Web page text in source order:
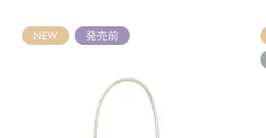
NEW 発売前